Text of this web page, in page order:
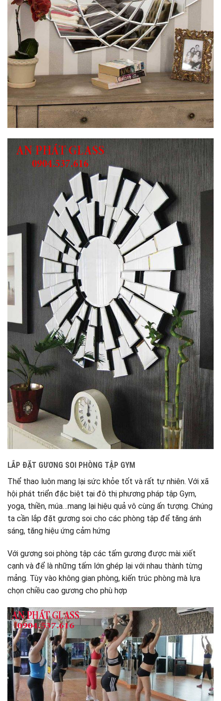
LẮP ĐẶT GƯƠNG SOI PHÒNG TẬP GYM
Thể thao luôn mang lại sức khỏe tốt và rất tự nhiên. Với xã
hội phát triển đặc biệt tại đô thị phương pháp tập Gym,
yoga, thiền, múa…mang lại hiệu quả vô cùng ấn tượng. Chúng
ta cần lắp đặt gương soi cho các phòng tập để tăng ánh
sáng, tăng hiệu ứng cảm hứng
Với gương soi phòng tập các tấm gương được mài xiết
cạnh và để là những tấm lớn ghép lại với nhau thành từng
mảng. Tùy vào không gian phòng, kiến trúc phòng mà lựa
chọn chiều cao gương cho phù hợp